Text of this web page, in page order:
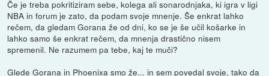
Če je treba pokritiziram sebe, kolega ali sonarodnjaka, ki igra v ligi
NBA in forum je zato, da podam svoje mnenje. Še enkrat lahko
rečem, da gledam Gorana že od dni, ko se je še učil košarke in
lahko samo še enkrat rečem, da mnenja drastično nisem
spremenil. Ne razumem pa tebe, kaj te muči?
Glede Gorana in Phoenixa smo že... in sem povedal svoje, tako da